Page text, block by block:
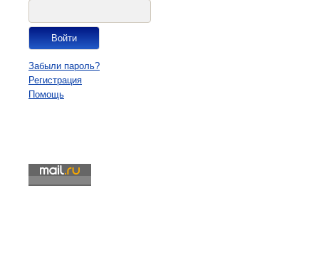
Забыли пароль?
Регистрация
Помощь